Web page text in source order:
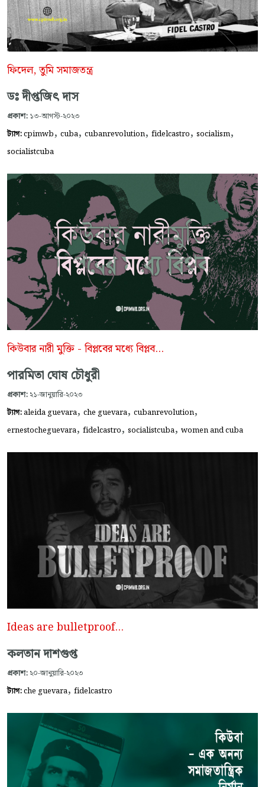
ফিদেল, তুমি সমাজতন্ত্র
ডঃ দীপ্তজিৎ দাস
প্রকাশ: ১৩-আগস্ট-২০২৩
ট্যাগ:cpimwb, cuba, cubanrevolution, fidelcastro, socialism,
socialistcuba
কিউবার নারী মুক্তি - বিপ্লবের মধ্যে বিপ্লব...
পারমিতা ঘোষ চৌধুরী
প্রকাশ: ২১-জানুয়ারি-২০২৩
ট্যাগ:aleida guevara, che guevara, cubanrevolution,
ernestocheguevara, fidelcastro, socialistcuba, women and cuba
Ideas are bulletproof...
কলতান দাশগুপ্ত
প্রকাশ: ২০-জানুয়ারি-২০২৩
ট্যাগ:che guevara, fidelcastro